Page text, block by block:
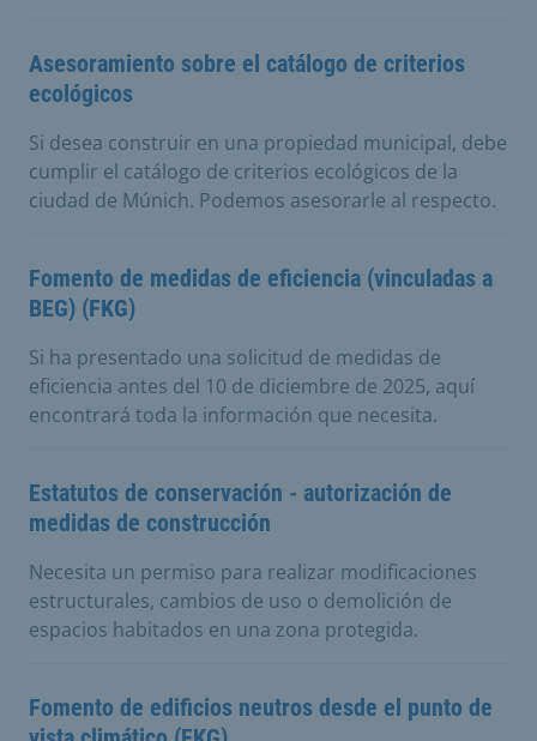
Asesoramiento sobre el catálogo de criterios
ecológicos
Si desea construir en una propiedad municipal, debe
cumplir el catálogo de criterios ecológicos de la
ciudad de Múnich. Podemos asesorarle al respecto.
Fomento de medidas de eficiencia (vinculadas a
BEG) (FKG)
Si ha presentado una solicitud de medidas de
eficiencia antes del 10 de diciembre de 2025, aquí
encontrará toda la información que necesita.
Estatutos de conservación - autorización de
medidas de construcción
Necesita un permiso para realizar modificaciones
estructurales, cambios de uso o demolición de
espacios habitados en una zona protegida.
Fomento de edificios neutros desde el punto de